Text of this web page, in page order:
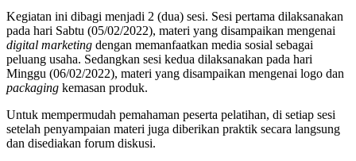
Kegiatan ini dibagi menjadi 2 (dua) sesi. Sesi pertama dilaksanakan
pada hari Sabtu (05/02/2022), materi yang disampaikan mengenai
digital marketing dengan memanfaatkan media sosial sebagai
peluang usaha. Sedangkan sesi kedua dilaksanakan pada hari
Minggu (06/02/2022), materi yang disampaikan mengenai logo dan
packaging kemasan produk.
Untuk mempermudah pemahaman peserta pelatihan, di setiap sesi
setelah penyampaian materi juga diberikan praktik secara langsung
dan disediakan forum diskusi.